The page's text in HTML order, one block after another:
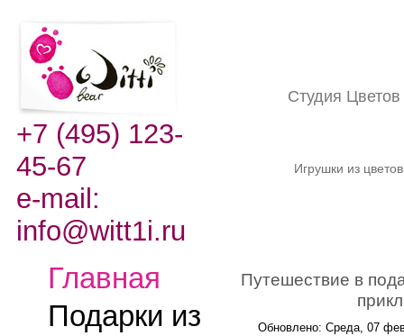
+7 (495) 123-
45-67
e-mail:
info@witt1i.ru
Студия Цветов
Игрушки из
Главная
Подарки из
Путешествие в
Обновлено: Среда, 07